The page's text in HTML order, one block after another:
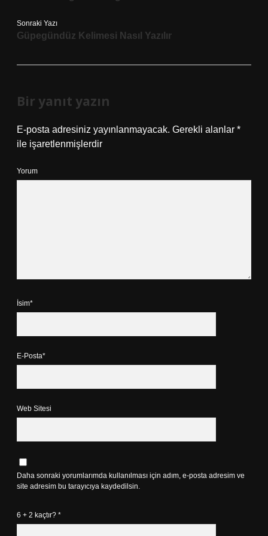
Sonraki Yazı
Güpegündüz Kelimesi Nasıl Yazılır
Bir yanıt yazın
E-posta adresiniz yayınlanmayacak. Gerekli alanlar *
ile işaretlenmişlerdir
Yorum
İsim*
E-Posta*
Web Sitesi
Daha sonraki yorumlarımda kullanılması için adım, e-posta adresim ve
site adresim bu tarayıcıya kaydedilsin.
6 + 2 kaçtır? *